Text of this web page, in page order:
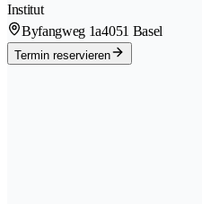
Institut
Byfangweg 1a4051 Basel
Termin reservieren